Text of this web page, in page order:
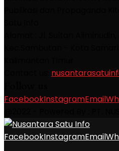
FacebookInstagramEmail
FacebookInstagramEmail